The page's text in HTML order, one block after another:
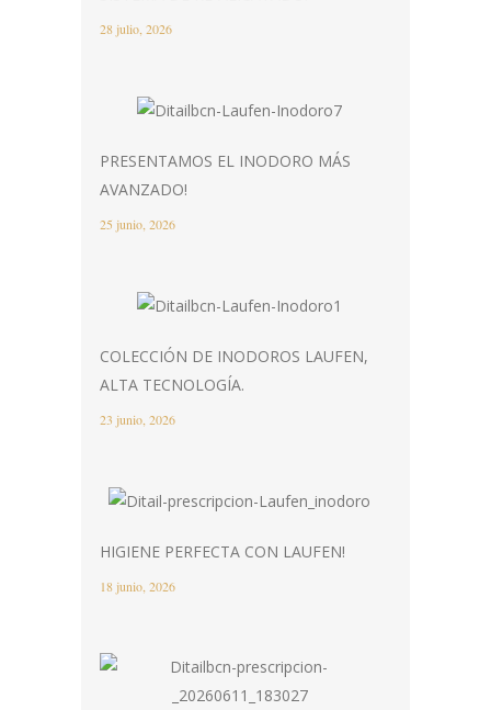
28 julio, 2026
PRESENTAMOS EL INODORO MÁS
AVANZADO!
25 junio, 2026
COLECCIÓN DE INODOROS LAUFEN,
ALTA TECNOLOGÍA.
23 junio, 2026
HIGIENE PERFECTA CON LAUFEN!
18 junio, 2026